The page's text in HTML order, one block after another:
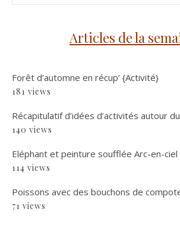
Articles de la
Forêt d’automne en récup’ {Activité}
181 views
Récapitulatif d’idées d’activités autour
140 views
Eléphant et peinture soufflée Arc-en-
114 views
Poissons avec des bouchons de
71 views